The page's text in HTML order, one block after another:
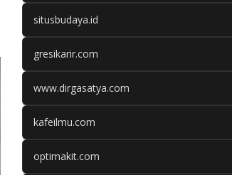
situsbudaya.id
gresikarir.com
www.dirgasatya.com
kafeilmu.com
optimakit.com